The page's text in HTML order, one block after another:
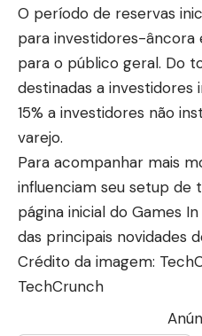
O período de reservas
para investidores-
para o público geral. Do
destinadas a investidores
15% a investidores não
varejo.
Para acompanhar mais
influenciam seu setup de
página inicial do Games In
das principais novidades
Crédito da imagem:
TechCrunch